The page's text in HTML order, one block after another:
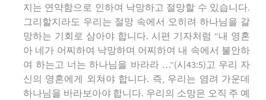
지는 연약함으로 인하여 낙망하고 절망할 수 있습니다.
그리할지라도 우리는 절망 속에서 오히려 하나님을 갈
망하는 기회로 삼아야 합니다. 시편 기자처럼 “내 영혼
아 네가 어찌하여 낙망하며 어찌하여 내 속에서 불안하
여 하는고 너는 하나님을 바라라 …”(시43:5)고 우리 자
신의 영혼에게 외쳐야 합니다. 즉, 우리는 염려 가운데
하나님을 바라보아야 합니다. 우리의 소망은 오직 주 예